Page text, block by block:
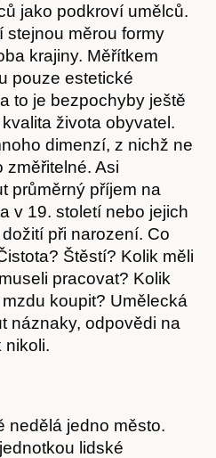
jako podkroví umělců.
stejnou měrou formy
krajiny. Měřítkem
pouze estetické
to je bezpochyby ještě
života obyvatel.
dimenzí, z nichž ne
Asi
průměrný příjem na
v 19. století nebo jejich
při narození. Co
Štěstí? Kolik měli
pracovat? Kolik
koupit? Umělecká
náznaky, odpovědi na
nikoli.
nedělá jedno město.
lidské